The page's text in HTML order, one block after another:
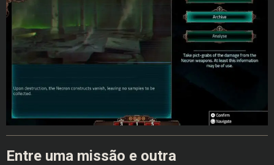
Entre uma missão e outra